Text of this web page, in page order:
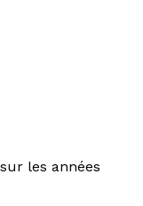
les années